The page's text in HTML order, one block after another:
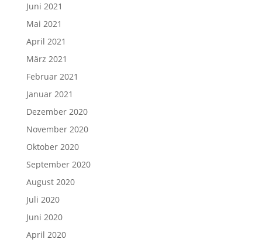
Juni 2021
Mai 2021
April 2021
März 2021
Februar 2021
Januar 2021
Dezember 2020
November 2020
Oktober 2020
September 2020
August 2020
Juli 2020
Juni 2020
April 2020